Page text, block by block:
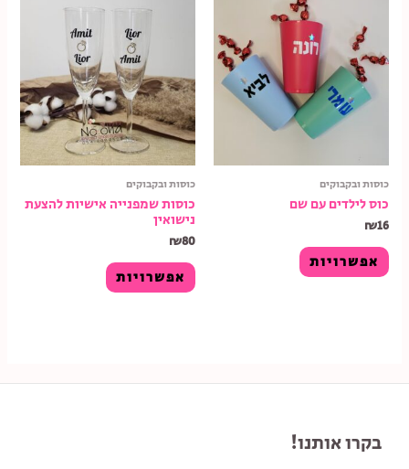
כוסות ובקבוקים
כוס לילדים עם שם
₪16
אפשרויות
כוסות ובקבוקים
כוסות שמפנייה אישיות להצעת
נישואין
₪80
אפשרויות
בקרו אותנו!